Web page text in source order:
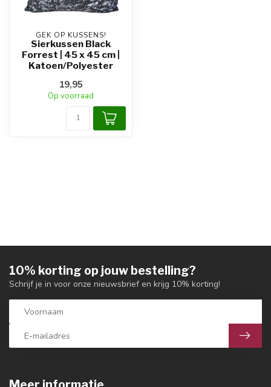
GEK OP KUSSENS!
Sierkussen Black
Forrest | 45 x 45 cm |
Katoen/Polyester
19,95
Op voorraad
10% korting op jouw bestelling?
Schrijf je in voor onze nieuwsbrief en krijg 10% korting!